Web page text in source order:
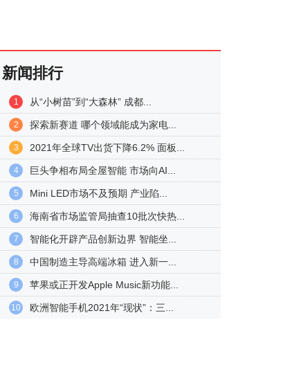
新闻排行
1 从“小树苗”到“大森林” 成都...
2 探索新赛道 哪个领域能成为家电...
3 2021年全球TV出货下降6.2% 面板...
4 巨头争相布局全屋智能 市场向AI...
5 Mini LED市场不及预期 产业陷...
6 海南省市场监管局抽查10批次快热...
7 智能化开辟产品创新边界 智能坐...
8 中国制造主导高端冰箱 进入新一...
9 苹果或正开发Apple Music新功能...
10 欧洲智能手机2021年“现状”：三...